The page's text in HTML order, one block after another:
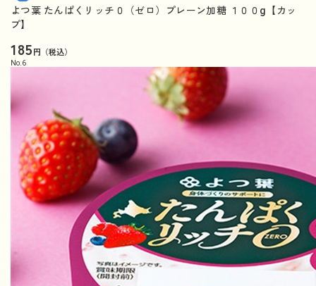
よつ葉 たんぱくリッチ０（ゼロ）プレーン加糖 １００g【カッ
プ】
185円（税込）
No. 6